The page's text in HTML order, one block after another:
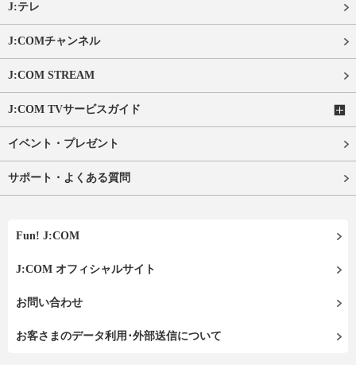
J:テレ
J:COMチャンネル
J:COM STREAM
J:COM TVサービスガイド
イベント・プレゼント
サポート・よくある質問
Fun! J:COM
J:COM オフィシャルサイト
お問い合わせ
お客さまのデータ利用･外部送信について